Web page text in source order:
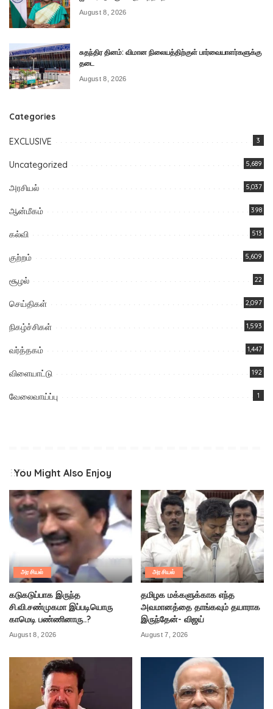
August 8, 2026
சுதந்திர தினம்: விமான நிலையத்திற்குள் பார்வையாளர்களுக்கு
தடை
August 8, 2026
Categories
EXCLUSIVE 3
Uncategorized 5,689
அரசியல் 5,037
ஆன்மீகம் 398
கல்வி 513
குற்றம் 5,609
சூழல் 22
செய்திகள் 2,097
நிகழ்ச்சிகள் 1,593
வர்த்தகம் 1,447
விளையாட்டு 192
வேலைவாய்ப்பு 1
You Might Also Enjoy
அரசியல்
கடுகடுப்பாக இருந்த
சி.வி.சண்முகமா இப்படியொரு
காமெடி பண்ணினாரு..?
August 8, 2026
அரசியல்
தமிழக மக்களுக்காக எந்த
அவமானத்தை தாங்கவும் தயாராக
இருந்தேன்- விஜய்
August 7, 2026